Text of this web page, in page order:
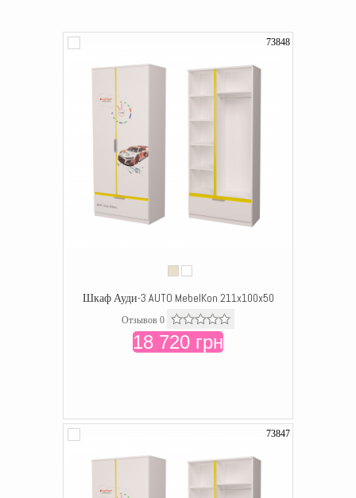
73848
Шкаф Ауди-3 AUTO MebelKon 211x100x50
Отзывов 0
18 720 грн
73847